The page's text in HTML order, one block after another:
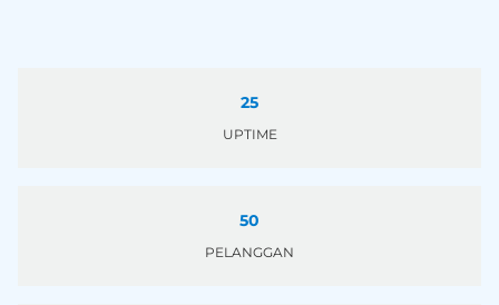
25
UPTIME
50
PELANGGAN